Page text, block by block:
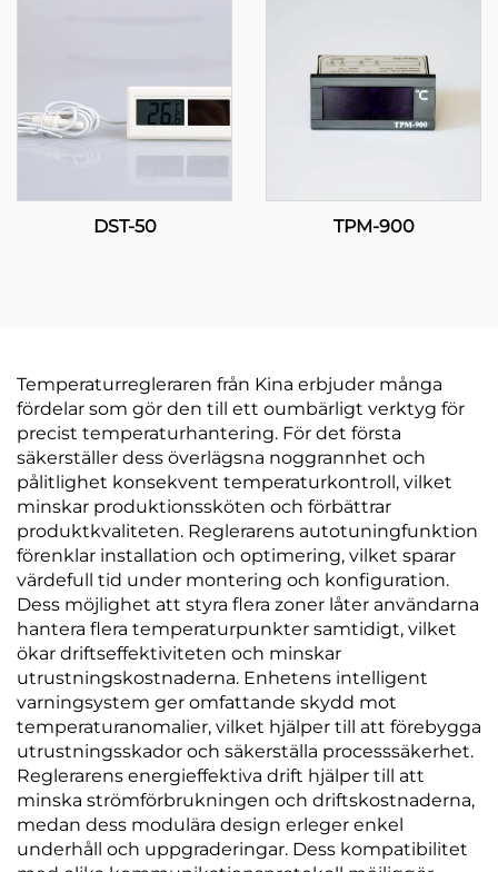
DST-50 TPM-900
Temperaturregleraren från Kina erbjuder många
fördelar som gör den till ett oumbärligt verktyg för
precist temperaturhantering. För det första
säkerställer dess överlägsna noggrannhet och
pålitlighet konsekvent temperaturkontroll, vilket
minskar produktionssköten och förbättrar
produktkvaliteten. Reglerarens autotuningfunktion
förenklar installation och optimering, vilket sparar
värdefull tid under montering och konfiguration.
Dess möjlighet att styra flera zoner låter användarna
hantera flera temperaturpunkter samtidigt, vilket
ökar driftseffektiviteten och minskar
utrustningskostnaderna. Enhetens intelligent
varningsystem ger omfattande skydd mot
temperaturanomalier, vilket hjälper till att förebygga
utrustningsskador och säkerställa processsäkerhet.
Reglerarens energieffektiva drift hjälper till att
minska strömförbrukningen och driftskostnaderna,
medan dess modulära design erleger enkel
underhåll och uppgraderingar. Dess kompatibilitet